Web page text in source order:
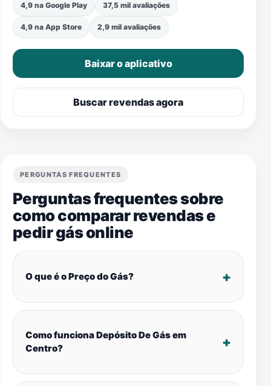
4,9 na Google Play 37,5 mil avaliações
4,9 na App Store 2,9 mil avaliações
Baixar o aplicativo
Buscar revendas agora
PERGUNTAS FREQUENTES
Perguntas frequentes sobre
como comparar revendas e
pedir gás online
O que é o Preço do Gás?
Como funciona Depósito De Gás em
Centro?